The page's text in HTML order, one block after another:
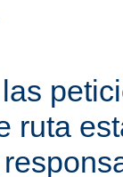
ruta